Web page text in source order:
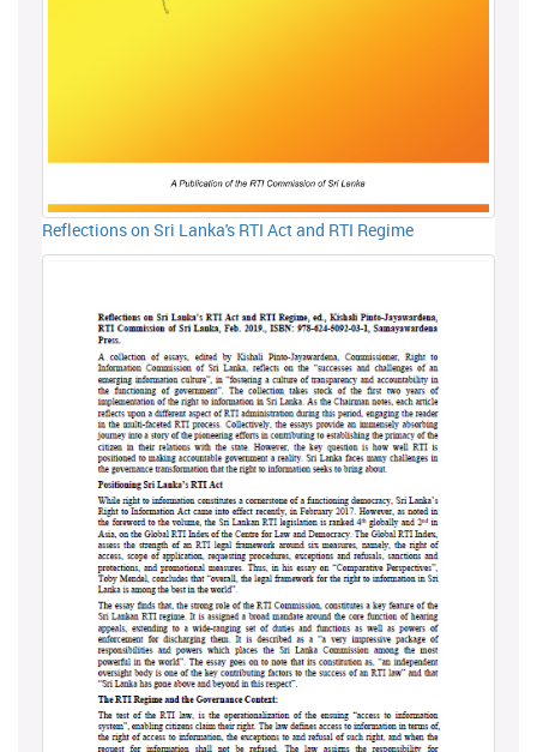
Reflections on Sri Lanka's RTI Act and RTI Regime